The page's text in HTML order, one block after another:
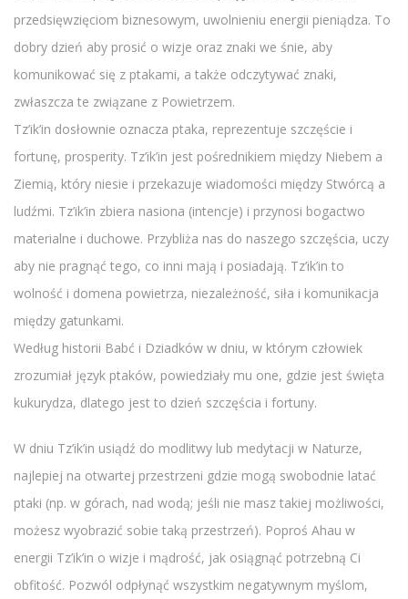
przedsięwzięciom biznesowym, uwolnieniu energii pieniądza. To
dobry dzień aby prosić o wizje oraz znaki we śnie, aby
komunikować się z ptakami, a także odczytywać znaki,
zwłaszcza te związane z Powietrzem.
Tz’ik’in dosłownie oznacza ptaka, reprezentuje szczęście i
fortunę, prosperity. Tz’ik’in jest pośrednikiem między Niebem a
Ziemią, który niesie i przekazuje wiadomości między Stwórcą a
ludźmi. Tz’ik’in zbiera nasiona (intencje) i przynosi bogactwo
materialne i duchowe. Przybliża nas do naszego szczęścia, uczy
aby nie pragnąć tego, co inni mają i posiadają. Tz’ik’in to
wolność i domena powietrza, niezależność, siła i komunikacja
między gatunkami.
Według historii Babć i Dziadków w dniu, w którym człowiek
zrozumiał język ptaków, powiedziały mu one, gdzie jest święta
kukurydza, dlatego jest to dzień szczęścia i fortuny.
W dniu Tz’ik’in usiądź do modlitwy lub medytacji w Naturze,
najlepiej na otwartej przestrzeni gdzie mogą swobodnie latać
ptaki (np. w górach, nad wodą; jeśli nie masz takiej możliwości,
możesz wyobrazić sobie taką przestrzeń). Poproś Ahau w
energii Tz’ik’in o wizje i mądrość, jak osiągnąć potrzebną Ci
obfitość. Pozwól odpłynąć wszystkim negatywnym myślom,